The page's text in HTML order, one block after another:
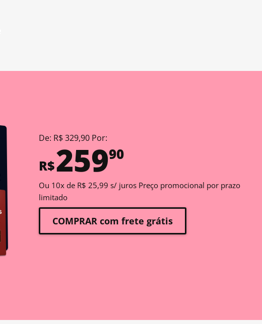
De: R$ 329,90 Por:
R$25990
Ou 10x de R$ 25,99 s/ juros Preço promocional por prazo
limitado
COMPRAR com frete grátis